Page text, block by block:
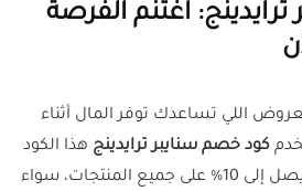
اغتنم الفرصة
اللي تساعدك توفر المال أثناء
كود خصم سنايبر ترايدينج هذا الكود
يعطيك تخفيض حصري يصل إلى 10% على جميع المنتجات، سواء